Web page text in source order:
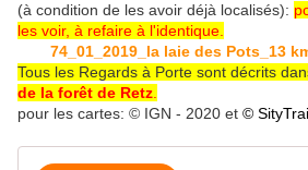
(à condition de les avoir déjà localisés):
les voir, à refaire à l'identique.
74_01_2019_la laie des Pots_13
Tous les Regards à Porte sont décrits
de la forêt de Retz
pour les cartes: © IGN - 2020 et ©